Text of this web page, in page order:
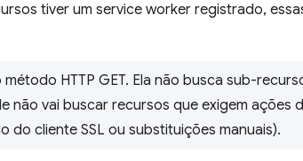
tiver um service worker registrado,
HTTP GET. Ela não busca sub-
não vai buscar recursos que exigem ações
cliente SSL ou substituições manuais).